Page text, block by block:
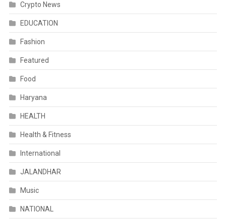
Crypto News
EDUCATION
Fashion
Featured
Food
Haryana
HEALTH
Health & Fitness
International
JALANDHAR
Music
NATIONAL